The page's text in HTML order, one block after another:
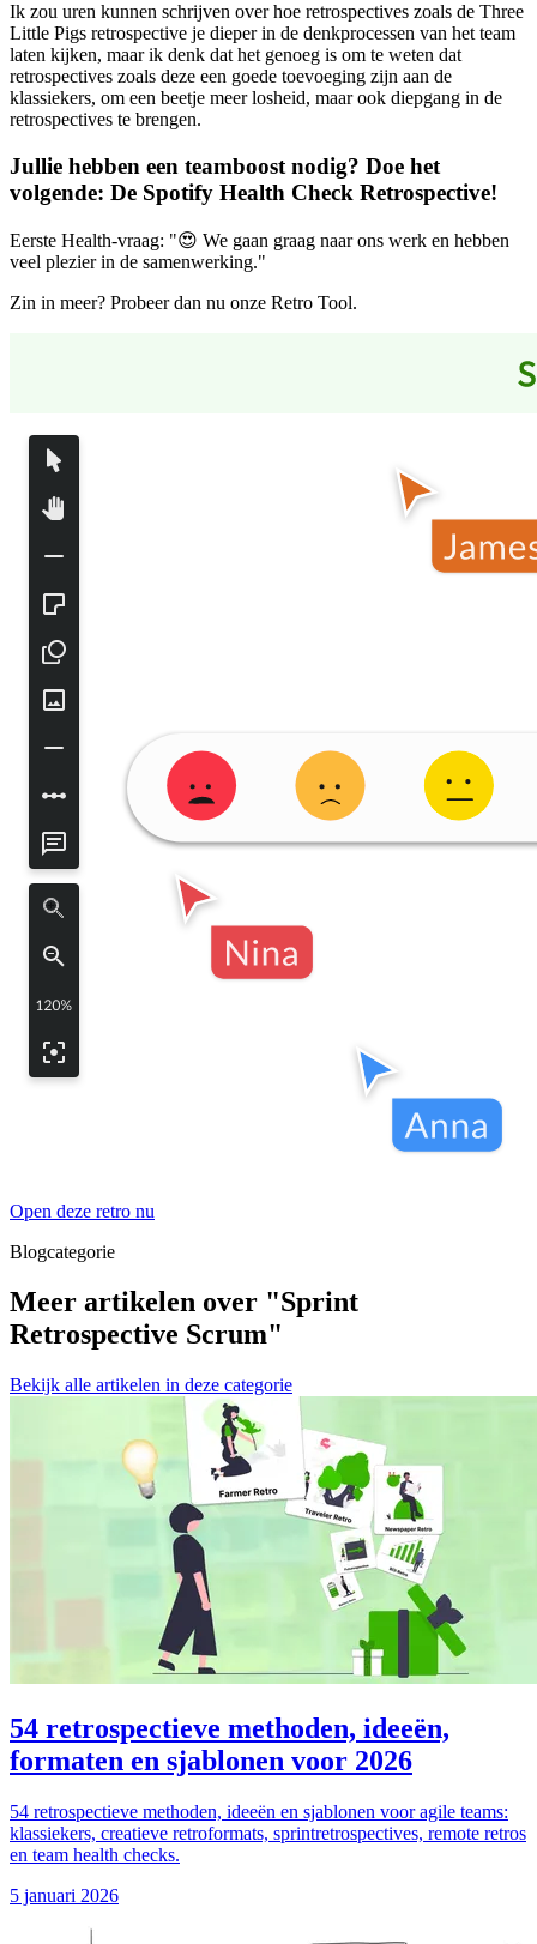
Ik zou uren kunnen schrijven over hoe retrospectives zoals de Three
Little Pigs retrospective je dieper in de denkprocessen van het team
laten kijken, maar ik denk dat het genoeg is om te weten dat
retrospectives zoals deze een goede toevoeging zijn aan de
klassiekers, om een beetje meer losheid, maar ook diepgang in de
retrospectives te brengen.
Jullie hebben een teamboost nodig? Doe het
volgende: De Spotify Health Check Retrospective!
Eerste Health-vraag: "😍 We gaan graag naar ons werk en hebben
veel plezier in de samenwerking."
Zin in meer? Probeer dan nu onze Retro Tool.
Open deze retro nu
Blogcategorie
Meer artikelen over "Sprint
Retrospective Scrum"
Bekijk alle artikelen in deze categorie
54 retrospectieve methoden, ideeën,
formaten en sjablonen voor 2026
54 retrospectieve methoden, ideeën en sjablonen voor agile teams:
klassiekers, creatieve retroformats, sprintretrospectives, remote retros
en team health checks.
5 januari 2026